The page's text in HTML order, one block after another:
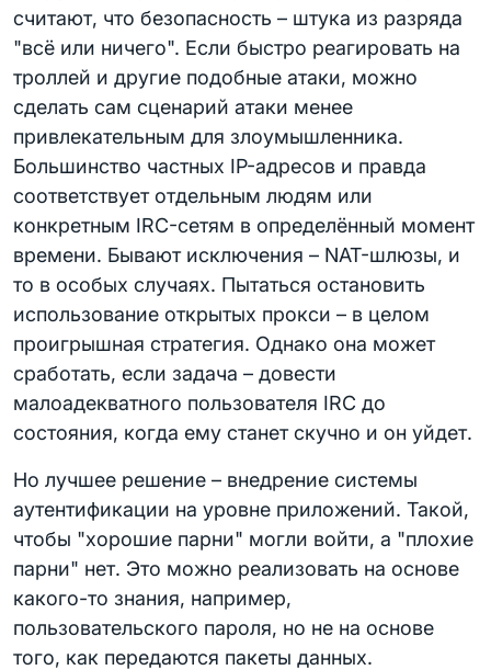
считают, что безопасность – штука из разряда
"всё или ничего". Если быстро реагировать на
троллей и другие подобные атаки, можно
сделать сам сценарий атаки менее
привлекательным для злоумышленника.
Большинство частных IP-адресов и правда
соответствует отдельным людям или
конкретным IRC-сетям в определённый момент
времени. Бывают исключения – NAT-шлюзы, и
то в особых случаях. Пытаться остановить
использование открытых прокси – в целом
проигрышная стратегия. Однако она может
сработать, если задача – довести
малоадекватного пользователя IRC до
состояния, когда ему станет скучно и он уйдет.
Но лучшее решение – внедрение системы
аутентификации на уровне приложений. Такой,
чтобы "хорошие парни" могли войти, а "плохие
парни" нет. Это можно реализовать на основе
какого-то знания, например,
пользовательского пароля, но не на основе
того, как передаются пакеты данных.